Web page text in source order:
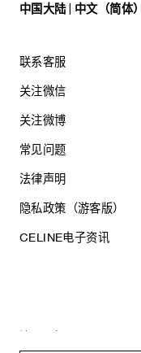
中国大陆 | 中文（简体）
联系客服
关注微信
关注微博
常见问题
法律声明
隐私政策（游客版）
CELINE电子资讯